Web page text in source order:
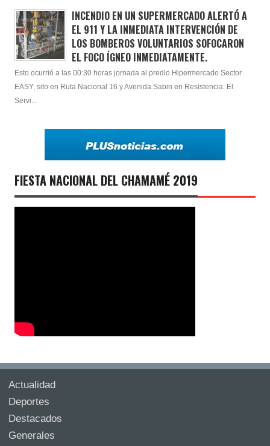
INCENDIO EN UN SUPERMERCADO ALERTÓ A
EL 911 Y LA INMEDIATA INTERVENCIÓN DE
LOS BOMBEROS VOLUNTARIOS SOFOCARON
EL FOCO ÍGNEO INMEDIATAMENTE.
Esto ocurrió a las 00:30 horas jornada al predio Hipermercado Sector
EASY, sito en Ruta Nacional 16 y Avenida Sabin en Resistencia. El
Servi...
FIESTA NACIONAL DEL CHAMAMÉ 2019
Actualidad
Deportes
Destacados
Generales